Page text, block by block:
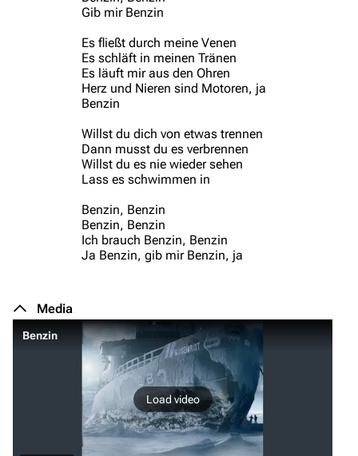
Gib mir Benzin
Es fließt durch meine Venen
Es schläft in meinen Tränen
Es läuft mir aus den Ohren
Herz und Nieren sind Motoren, ja
Benzin
Willst du dich von etwas trennen
Dann musst du es verbrennen
Willst du es nie wieder sehen
Lass es schwimmen in
Benzin, Benzin
Benzin, Benzin
Ich brauch Benzin, Benzin
Ja Benzin, gib mir Benzin, ja
Media
Benzin
Load video